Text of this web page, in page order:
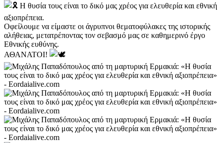
Η θυσία τους είναι το δικό μας χρέος για ελευθερία και εθνική
αξιοπρέπεια.
Οφείλουμε να είμαστε οι άγρυπνοι θεματοφύλακες της ιστορικής
αλήθειας, μετατρέποντας τον σεβασμό μας σε καθημερινό έργο
Εθνικής ευθύνης.
ΑΘΑΝΑΤΟΙ!